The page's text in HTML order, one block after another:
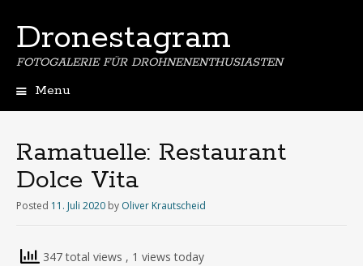
Dronestagram
FOTOGALERIE FÜR DROHNENENTHUSIASTEN
Menu
Ramatuelle: Restaurant
Dolce Vita
Posted 11. Juli 2020 by Oliver Krautscheid
347 total views , 1 views today